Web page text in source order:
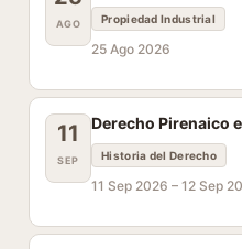
AGO Propiedad Industrial
25 Ago 2026
11
SEP
Derecho Pirenaico
Historia del Derecho
11 Sep 2026 – 12 Sep